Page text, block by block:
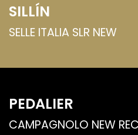
PEDALIER
CAMPAGNOLO NEW
SILLÍN
SELLE ITALIA SLR NEW